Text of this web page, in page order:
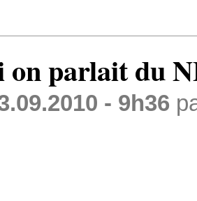
on parlait du
- 9h36